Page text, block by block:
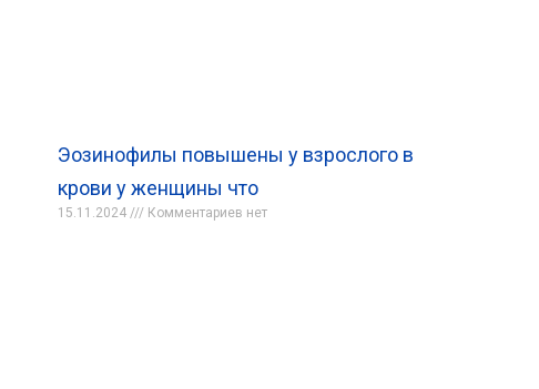
Эозинофилы повышены у взрослого в
крови у женщины что
15.11.2024 Комментариев нет